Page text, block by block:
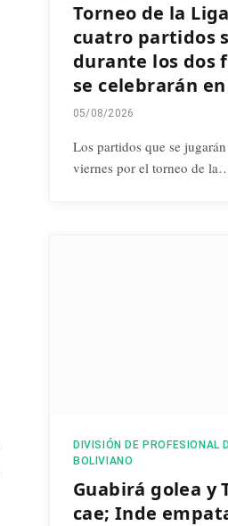
Torneo de la
cuatro partidos
durante los dos
se celebrarán
05/08/2026
Los partidos que se
viernes por el torneo de
DIVISIÓN DE PROFESIONAL
BOLIVIANO
Guabirá golea y
cae; Inde